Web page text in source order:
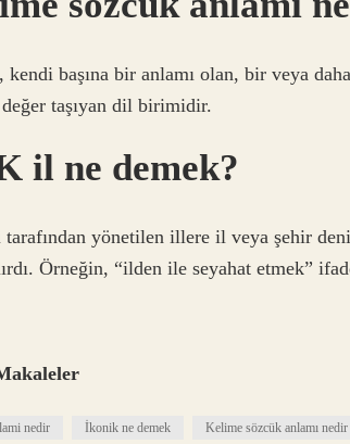
kendi başına bir anlamı olan, bir veya
taşıyan dil birimidir.
il ne demek?
yönetilen illere il veya şehir
Örneğin, “ilden ile seyahat etmek”
nedir İkonik ne demek Kelime sözcük anlamı nedir